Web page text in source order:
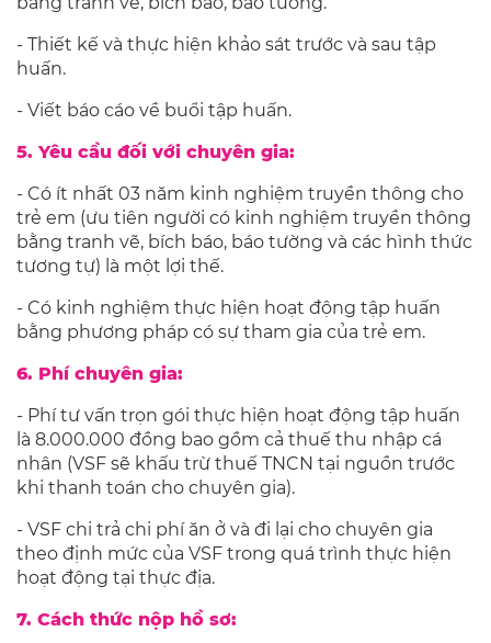
- Thiết kế và thực hiện khảo sát trước và sau tập
huấn.
- Viết báo cáo về buổi tập huấn.
5. Yêu cầu đối với chuyên gia:
- Có ít nhất 03 năm kinh nghiệm truyền thông cho
trẻ em (ưu tiên người có kinh nghiệm truyền thông
bằng tranh vẽ, bích báo, báo tường và các hình thức
tương tự) là một lợi thế.
- Có kinh nghiệm thực hiện hoạt động tập huấn
bằng phương pháp có sự tham gia của trẻ em.
6. Phí chuyên gia:
- Phí tư vấn trọn gói thực hiện hoạt động tập huấn
là 8.000.000 đồng bao gồm cả thuế thu nhập cá
nhân (VSF sẽ khấu trừ thuế TNCN tại nguồn trước
khi thanh toán cho chuyên gia).
- VSF chi trả chi phí ăn ở và đi lại cho chuyên gia
theo định mức của VSF trong quá trình thực hiện
hoạt động tại thực địa.
7. Cách thức nộp hồ sơ: